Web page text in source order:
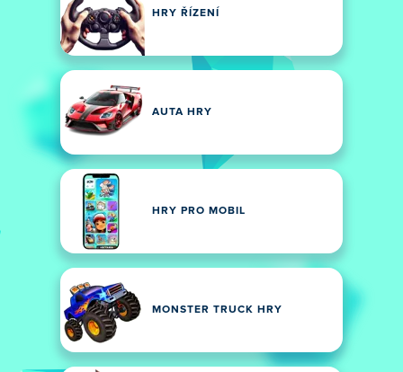
HRY ŘÍZENÍ
AUTA HRY
HRY PRO MOBIL
MONSTER TRUCK HRY